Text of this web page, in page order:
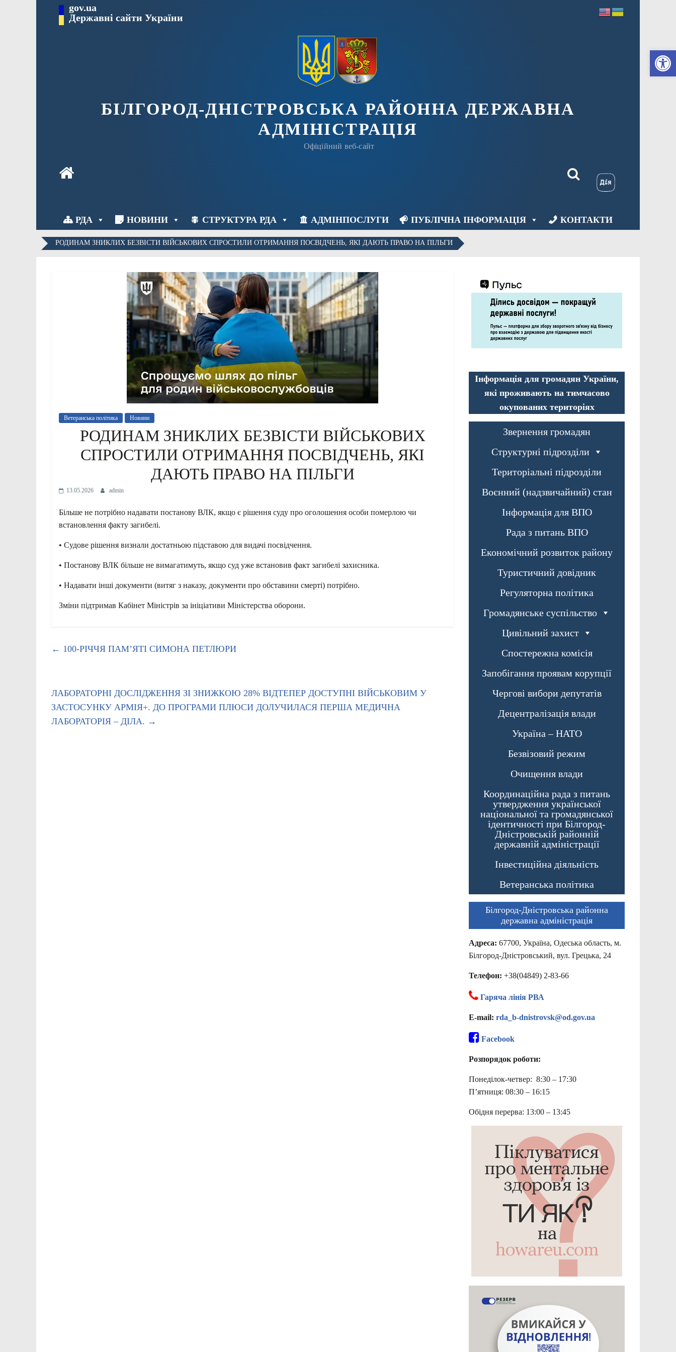
gov.ua
Державні сайти України
БІЛГОРОД-ДНІСТРОВСЬКА РАЙОННА ДЕРЖАВНА
АДМІНІСТРАЦІЯ
Офіційний веб-сайт
РДА НОВИНИ СТРУКТУРА РДА АДМІНПОСЛУГИ ПУБЛІЧНА ІНФОРМАЦІЯ КОНТАКТИ
РОДИНАМ ЗНИКЛИХ БЕЗВІСТИ ВІЙСЬКОВИХ СПРОСТИЛИ ОТРИМАННЯ ПОСВІДЧЕНЬ, ЯКІ ДАЮТЬ ПРАВО НА ПІЛЬГИ
Ветеранська політика Новини
РОДИНАМ ЗНИКЛИХ БЕЗВІСТИ ВІЙСЬКОВИХ
СПРОСТИЛИ ОТРИМАННЯ ПОСВІДЧЕНЬ, ЯКІ
ДАЮТЬ ПРАВО НА ПІЛЬГИ
13.05.2026 admin
Більше не потрібно надавати постанову ВЛК, якщо є рішення суду про оголошення особи померлою чи
встановлення факту загибелі.
• Судове рішення визнали достатньою підставою для видачі посвідчення.
• Постанову ВЛК більше не вимагатимуть, якщо суд уже встановив факт загибелі захисника.
• Надавати інші документи (витяг з наказу, документи про обставини смерті) потрібно.
Зміни підтримав Кабінет Міністрів за ініціативи Міністерства оборони.
← 100-РІЧЧЯ ПАМ’ЯТІ СИМОНА ПЕТЛЮРИ
ЛАБОРАТОРНІ ДОСЛІДЖЕННЯ ЗІ ЗНИЖКОЮ 28% ВІДТЕПЕР ДОСТУПНІ ВІЙСЬКОВИМ У
ЗАСТОСУНКУ АРМІЯ+. ДО ПРОГРАМИ ПЛЮСИ ДОЛУЧИЛАСЯ ПЕРША МЕДИЧНА
ЛАБОРАТОРІЯ – ДІЛА. →
Інформація для громадян України,
які проживають на тимчасово
окупованих територіях
Звернення громадян
Структурні підрозділи
Територіальні підрозділи
Воєнний (надзвичайний) стан
Інформація для ВПО
Рада з питань ВПО
Економічний розвиток району
Туристичний довідник
Регуляторна політика
Громадянське суспільство
Цивільний захист
Спостережна комісія
Запобігання проявам корупції
Чергові вибори депутатів
Децентралізація влади
Україна – НАТО
Безвізовий режим
Очищення влади
Координаційна рада з питань
утвердження української
національної та громадянської
ідентичності при Білгород-
Дністровській районній
державній адміністрації
Інвестиційна діяльність
Ветеранська політика
Білгород-Дністровська районна
державна адміністрація
Адреса: 67700, Україна, Одеська область, м.
Білгород-Дністровський, вул. Грецька, 24
Телефон: +38(04849) 2-83-66
Гаряча лінія РВА
E-mail: rda_b-dnistrovsk@od.gov.ua
Facebook
Розпорядок роботи:
Понеділок-четвер: 8:30 – 17:30
П’ятниця: 08:30 – 16:15
Обідня перерва: 13:00 – 13:45